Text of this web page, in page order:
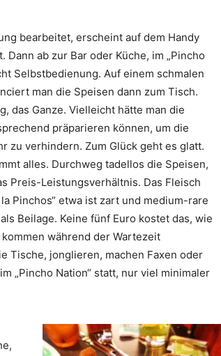
bearbeitet, erscheint auf dem Handy
Dann ab zur Bar oder Küche, im „Pincho
Selbstbedienung. Auf einem schmalen
man die Speisen dann zum Tisch.
das Ganze. Vielleicht hätte man die
präparieren können, um die
zu verhindern. Zum Glück geht es glatt.
alles. Durchweg tadellos die Speisen,
Preis-Leistungsverhältnis. Das Fleisch
la Pinchos“ etwa ist zart und medium-rare
Beilage. Keine fünf Euro kostet das, wie
während der Wartezeit
Tische, jonglieren, machen Faxen oder
„Pincho Nation“ statt, nur viel minimaler